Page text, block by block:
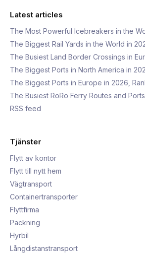
Latest articles
The Most Powerful Icebreakers in the
The Biggest Rail Yards in the World in
The Busiest Land Border Crossings in
The Biggest Ports in North America in
The Biggest Ports in Europe in 2026,
The Busiest RoRo Ferry Routes and
RSS feed
Tjänster
Flytt av kontor
Flytt till nytt hem
Vägtransport
Containertransporter
Flyttfirma
Packning
Hyrbil
Långdistanstransport